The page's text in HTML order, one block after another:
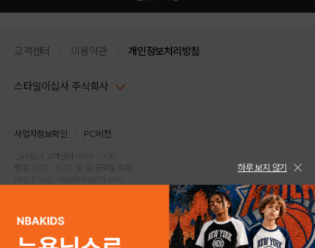
고객센터 이용약관 개인정보처리방침
스타일이십사 주식회사
주소 : 서울시 강남구 논현로 633, 6층 (논현동, 한세엠케이빌딩)
사업자등록번호 : 116-81-32499
통신판매업신고번호 : 제 2024-서울강남-04239
고객센터 1544-5336(평일 09:00~ 18:00 토/일/공휴일 휴무)
사업자정보확인 PC버전
스타일24 고객센터 1544-5336
평일 09:00~ 18:00 (토/일/공휴일 휴무)
COPYRIGHTⓒ2021 STYLE24 ALL RIGHTS RESERVED.
하루 보지 않기